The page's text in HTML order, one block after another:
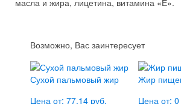
масла и жира, лицетина, витамина «Е».
Возможно, Вас заинтересует
Сухой пальмовый жир
Цена от: 77.14 руб.
Жир
Цена от: 0